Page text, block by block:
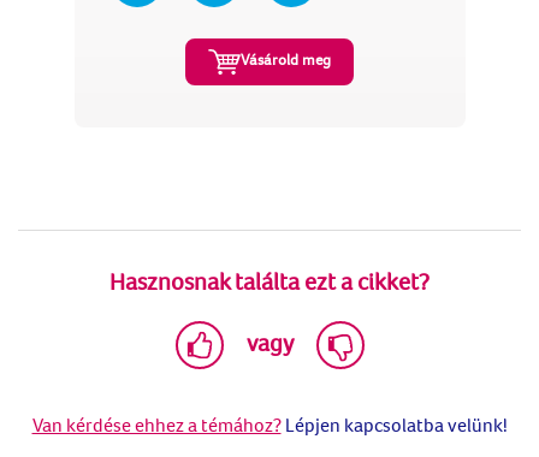
Vásárold meg
Hasznosnak találta ezt a cikket?
vagy
Van kérdése ehhez a témához?Lépjen kapcsolatba velünk!